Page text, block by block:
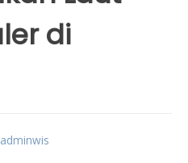
di
adminwis